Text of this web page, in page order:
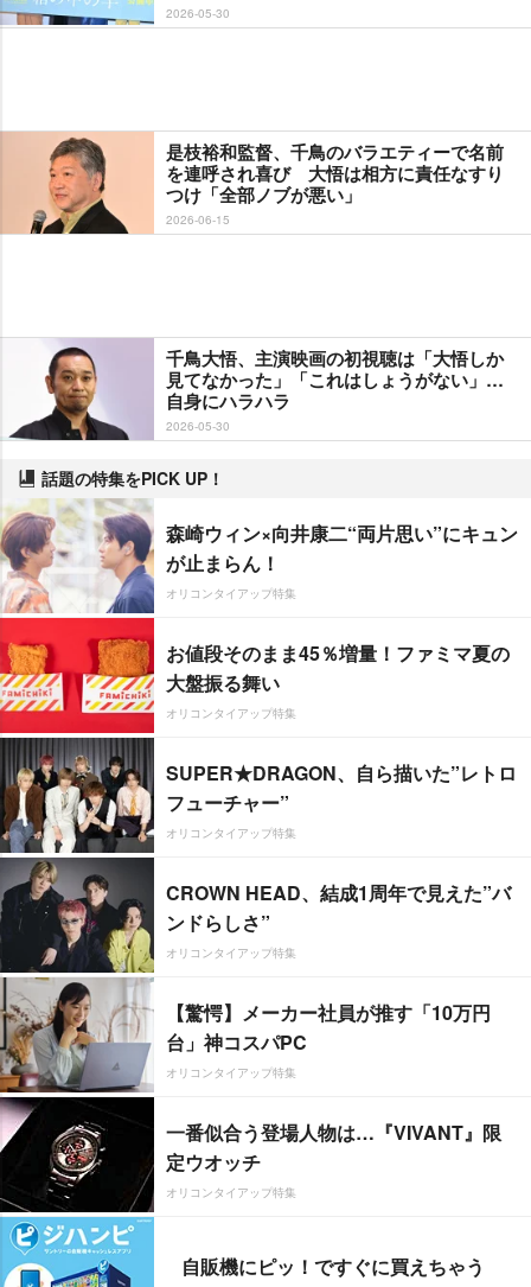
2026-05-30
是枝裕和監督、千鳥のバラエティーで名前
を連呼され喜び 大悟は相方に責任なすり
つけ「全部ノブが悪い」
2026-06-15
千鳥大悟、主演映画の初視聴は「大悟しか
見てなかった」「これはしょうがない」…
自身にハラハラ
2026-05-30
話題の特集をPICK UP！
森崎ウィン×向井康二“両片思い”にキュン
が止まらん！
オリコンタイアップ特集
お値段そのまま45％増量！ファミマ夏の
大盤振る舞い
オリコンタイアップ特集
SUPER★DRAGON、自ら描いた”レトロ
フューチャー”
オリコンタイアップ特集
CROWN HEAD、結成1周年で見えた”バ
ンドらしさ”
オリコンタイアップ特集
【驚愕】メーカー社員が推す「10万円
台」神コスパPC
オリコンタイアップ特集
一番似合う登場人物は…『VIVANT』限
定ウオッチ
オリコンタイアップ特集
自販機にピッ！ですぐに買えちゃう